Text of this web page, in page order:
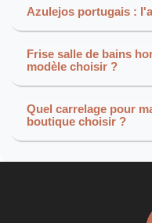
Azulejos portugais :
Frise salle de bains
modèle choisir ?
Quel carrelage pour
boutique choisir ?